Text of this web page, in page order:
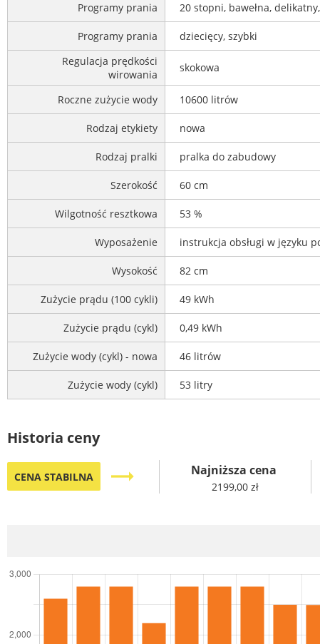
Programy prania 20 stopni, bawełna,
Programy prania
dziecięcy, szybki
Regulacja prędkości
wirowania
skokowa
Roczne zużycie wody 10600 litrów
Rodzaj etykiety nowa
Rodzaj pralki pralka do zabudowy
Szerokość 60 cm
Wilgotność resztkowa 53 %
Wyposażenie instrukcja obsługi w języku
Wysokość 82 cm
Zużycie prądu (100 cykli) 49 kWh
Zużycie prądu (cykl) 0,49 kWh
Zużycie wody (cykl) - nowa 46 litrów
Zużycie wody (cykl) 53 litry
Historia ceny
CENA STABILNA trending_flat Najniższa cena
2199,00 zł